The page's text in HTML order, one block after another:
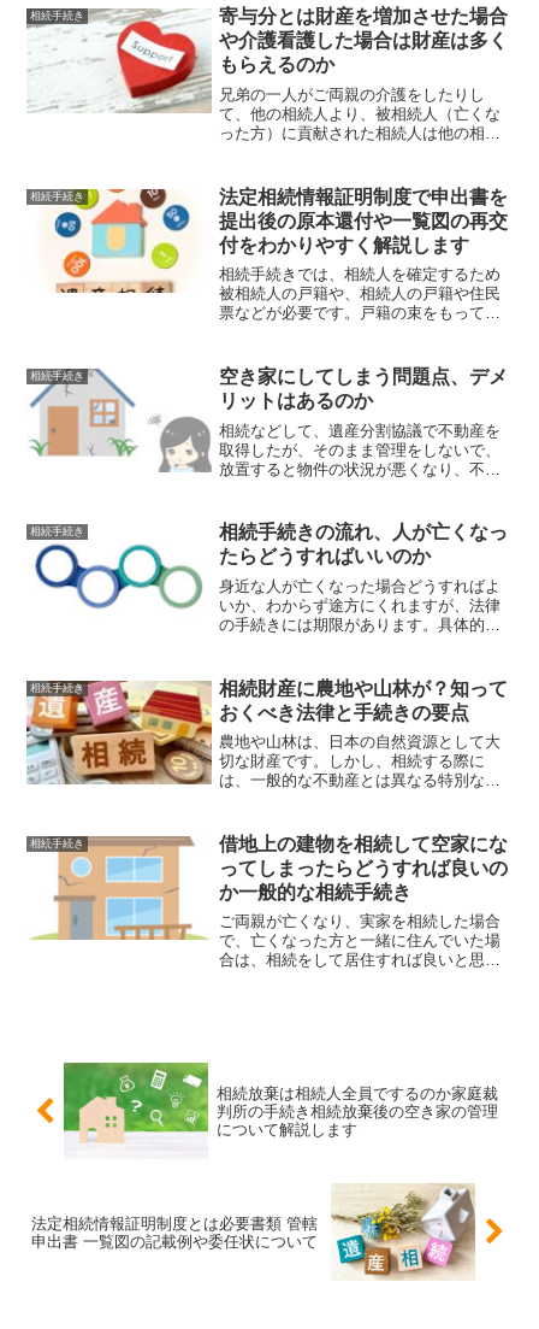
相続手続き
寄与分とは財産を増加させた場合
や介護看護した場合は財産は多く
もらえるのか
兄弟の一人がご両親の介護をしたりし
て、他の相続人より、被相続人（亡くな
った方）に貢献された相続人は他の相続
護をしたり、財産を増加させた相続人は
他の相続人よりも多く財産を...
相続手続き
法定相続情報証明制度で申出書を
提出後の原本還付や一覧図の再交
付をわかりやすく解説します
相続手続きでは、相続人を確定するため
被相続人の戸籍や、相続人の戸籍や住民
票などが必要です。戸籍の束をもってい
きます。申出書を提出後の手続きについ
て解説をします。
相続手続き
空き家にしてしまう問題点、デメ
リットはあるのか
相続などして、遺産分割協議で不動産を
取得したが、そのまま管理をしないで、
放置すると物件の状況が悪くなり、不動
生する可能性があります。今回の記事で
は、空き家にしてしまう問...
相続手続き
相続手続きの流れ、人が亡くなっ
たらどうすればいいのか
身近な人が亡くなった場合どうすればよ
いか、わからず途方にくれますが、法律
の手続きには期限があります。具体的に
相続手続き
相続財産に農地や山林が？知って
おくべき法律と手続きの要点
農地や山林は、日本の自然資源として大
切な財産です。しかし、相続する際に
は、一般的な不動産とは異なる特別なル
る知識や情報が不足していることが多
く、困惑やトラブルに巻き込まれること
もあります。
相続手続き
借地上の建物を相続して空家にな
ってしまったらどうすれば良いの
か一般的な相続手続き
ご両親が亡くなり、実家を相続した場合
で、亡くなった方と一緒に住んでいた場
合は、相続をして居住すれば良いと思い
相続放棄は相続人全員でするのか家庭裁
判所の手続き相続放棄後の空き家の管理
について解説します
法定相続情報証明制度とは必要書類 管轄
申出書 一覧図の記載例や委任状について